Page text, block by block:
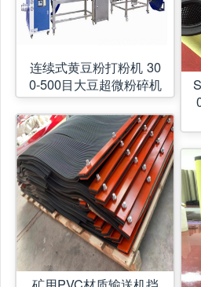
连续式黄豆粉打粉机 30
0-500目大豆超微粉碎机